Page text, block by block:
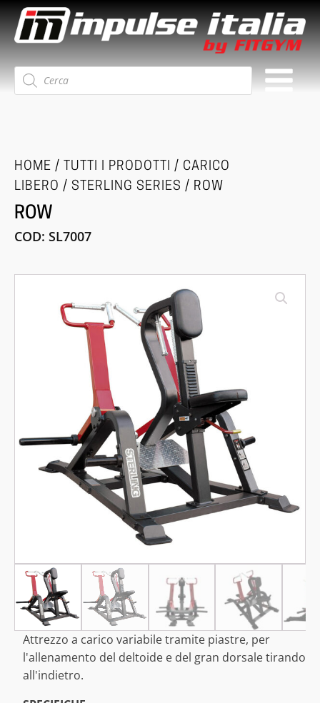
Ricerca
prodotti
HOME / TUTTI I PRODOTTI / CARICO
LIBERO / STERLING SERIES / ROW
ROW
COD: SL7007
Attrezzo a carico variabile tramite piastre, per
l'allenamento del deltoide e del gran dorsale tirando
all'indietro.